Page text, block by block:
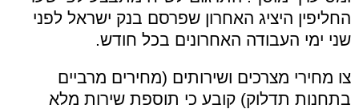
החליפין היציג האחרון שפרסם בנק ישראל לפני
שני ימי העבודה האחרונים בכל חודש.
צו מחירי מצרכים ושירותים (מחירים מרביים
בתחנות תדלוק) קובע כי תוספת שירות מלא